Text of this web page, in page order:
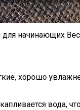
для начинающих
хорошо
вода,